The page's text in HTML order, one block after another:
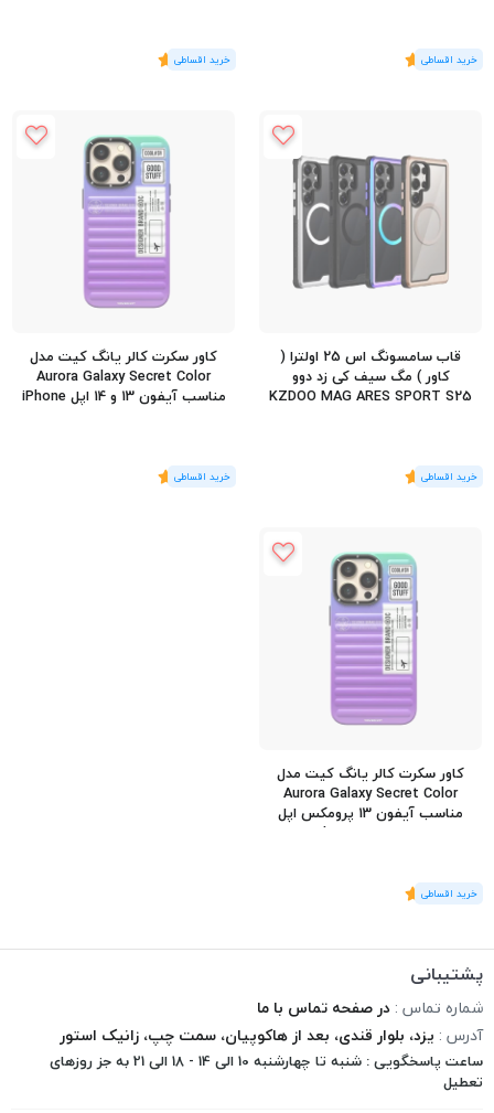
(1رای)
5
(1رای)
5
قاب سامسونگ اس 25 اولترا (
کاور ) مگ سیف کی زد دوو
KZDOO MAG ARES SPORT S25
(1رای)
5
کاور سکرت کالر یانگ کیت مدل
Aurora Galaxy Secret Color
مناسب آیفون 13 و 14 اپل iPhone
(1رای)
5
کاور سکرت کالر یانگ کیت مدل
Aurora Galaxy Secret Color
مناسب آیفون 13 پرومکس اپل
iPhone 13 Pro Max
(1رای)
5
پشتیبانی
شماره تماس : در صفحه تماس با ما
آدرس : یزد، بلوار قندی، بعد از هاکوپیان، سمت چپ، زانیک استور
ساعت پاسخگویی : شنبه تا چهارشنبه 10 الی 14 - 18 الی 21 به جز روزهای
تعطیل